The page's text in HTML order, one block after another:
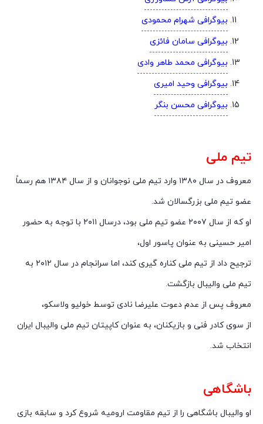
بیوگرافی شهرام محمودی
بیوگرافی سامان فائزی
بیوگرافی محمد طاهر وادی
بیوگرافی وحید امیری
بیوگرافی محسن بنگر
تیم ملی
معروف در سال ۱۳۸۰ وارد تیم ملی نوجوانان و از سال ۱۳۸۴ هم رسماً
عضو تیم ملی بزرگسالان شد.
او که از سال ۲۰۰۷ عضو تیم ملی بود، درسال ۲۰۱۱ با توجه به حضور
امیر حسینی به عنوان پاسور اول،
ترجیح داد از تیم ملی کناره گیری کند، اما سرانجام در سال ۲۰۱۲ به
تیم ملی والیبال بازگشت.
معروف پس از عدم دعوت علیرضا نادی توسط خولیو ولاسکو،
از سوی کادر فنی و بازیکنان، به عنوان کاپیتان تیم ملی والیبال ایران
انتخاب شد.
باشگاهی
او والیبال باشگاهی را از تیم مقاومت ارومیه شروع کرد و سابقه بازی